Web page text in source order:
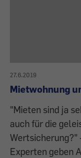
27.6.2019
Mietwohnung
"Mieten sind ja
auch für die
Wertsicherung?"
Experten geben